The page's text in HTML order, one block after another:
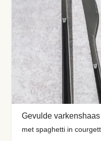
Gevulde
met spaghetti in